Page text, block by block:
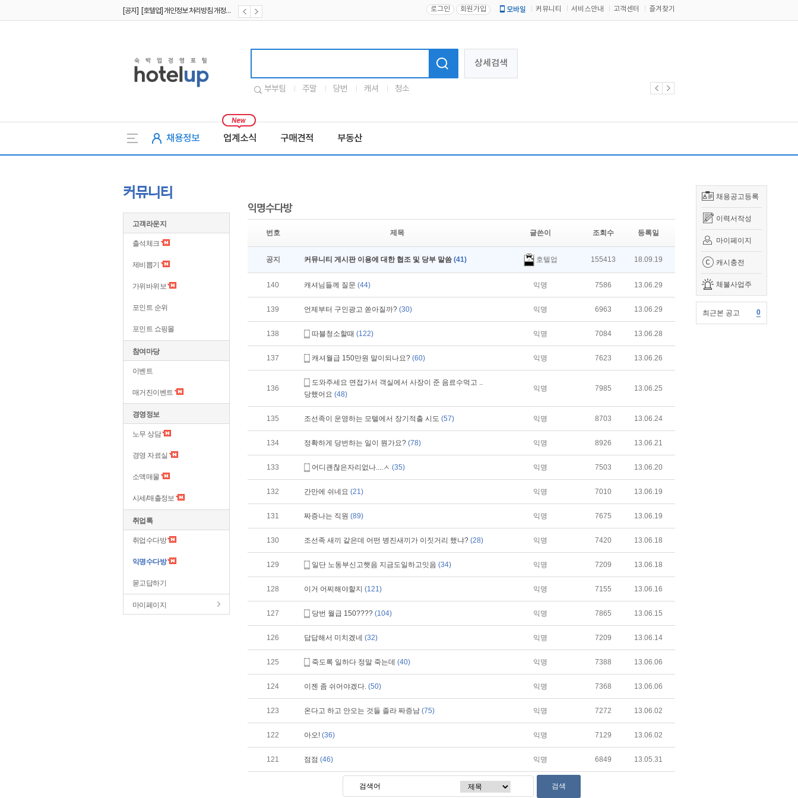
[공지] [호텔업] 개인정보 처리방침 개정본1 (19.09.02) 로그인 회원가입 모바일 커뮤니티 서비스안내 고객센터 즐겨찾기
상세검색
부부팀 주말 당번 캐셔 청소
채용정보 업계소식 구매견적 부동산
채용공고등록
이력서작성
마이페이지
캐시충전
체불사업주
최근본 공고 0
커뮤니티
고객라운지
출석체크
제비뽑기
가위바위보
포인트 순위
포인트 쇼핑몰
참여마당
이벤트
매거진이벤트
경영정보
노무 상담
경영 자료실
소액매물
시세/매출정보
취업톡
취업수다방
익명수다방
묻고답하기
마이페이지
익명수다방
번호 제목 글쓴이 조회수 등록일
공지 커뮤니티 게시판 이용에 대한 협조 및 당부 말씀 (41) 호텔업 155413 18.09.19
140 캐셔님들께 질문 (44) 익명 7586 13.06.29
139 언제부터 구인광고 쏟아질까? (30) 익명 6963 13.06.29
138 따블청소할때 (122) 익명 7084 13.06.28
137 캐셔월급 150만원 말이되나요? (60) 익명 7623 13.06.26
136
도와주세요 면접가서 객실에서 사장이 준 음료수먹고 ..
당했어요 (48)
익명 7985 13.06.25
135 조선족이 운영하는 모텔에서 장기적출 시도 (57) 익명 8703 13.06.24
134 정확하게 당번하는 일이 뭔가요? (78) 익명 8926 13.06.21
133 어디괜찮은자리없나....ㅅ (35) 익명 7503 13.06.20
132 간만에 쉬네요 (21) 익명 7010 13.06.19
131 짜증나는 직원 (89) 익명 7675 13.06.19
130 조선족 새끼 같은데 어떤 병진새끼가 이짓거리 했냐? (28) 익명 7420 13.06.18
129 일단 노동부신고햇음 지금도일하고잇음 (34) 익명 7209 13.06.18
128 이거 어찌해야할지 (121) 익명 7155 13.06.16
127 당번 월급 150???? (104) 익명 7865 13.06.15
126 답답해서 미치겠네 (32) 익명 7209 13.06.14
125 죽도록 일하다 정말 죽는데 (40) 익명 7388 13.06.06
124 이젠 좀 쉬어야겠다. (50) 익명 7368 13.06.06
123 온다고 하고 안오는 것들 졸라 짜증남 (75) 익명 7272 13.06.02
122 아오! (36) 익명 7129 13.06.02
121 점점 (46) 익명 6849 13.05.31